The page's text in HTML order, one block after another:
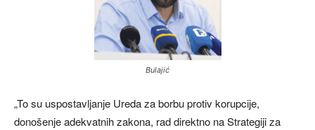
Bulajić
„To su uspostavljanje Ureda za borbu protiv korupcije,
donošenje adekvatnih zakona, rad direktno na Strategiji za